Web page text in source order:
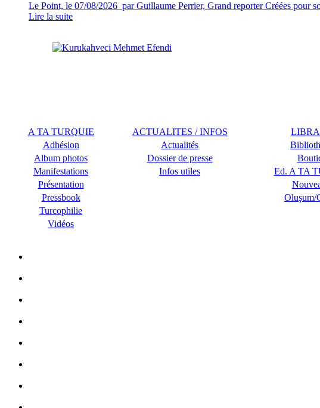
Le Point, le 07/08/2026 par Guillaume Perrier, Grand reporter Créées pour
Lire la suite
A TA TURQUIE ACTUALITES / INFOS
Adhésion
Actualités
Album photos
Dossier de presse
Manifestations
Infos utiles Ed. A TA
Présentation
Pressbook
Oluşum/
Turcophilie
Vidéos